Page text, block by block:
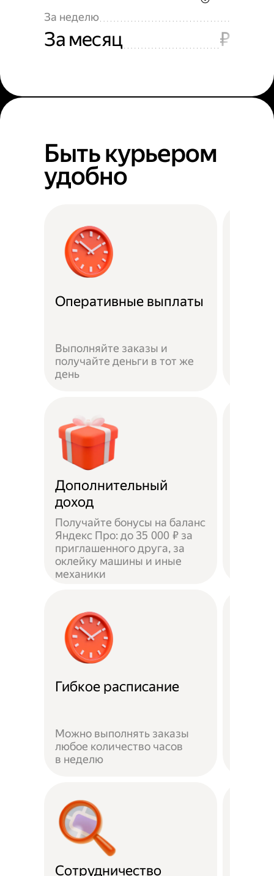
За неделю
За месяц ₽
Быть курьером
удобно
Оперативные выплаты
Выполняйте заказы и
получайте деньги в тот же
день
Дополнительный
доход
Получайте бонусы на баланс
Яндекс Про: до 35 000 ₽ за
приглашенного друга, за
оклейку машины и иные
механики
Гибкое расписание
Можно выполнять заказы
любое количество часов
в неделю
Сотрудничество